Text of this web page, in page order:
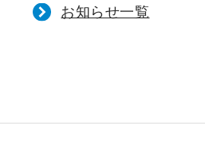
お知らせ一覧